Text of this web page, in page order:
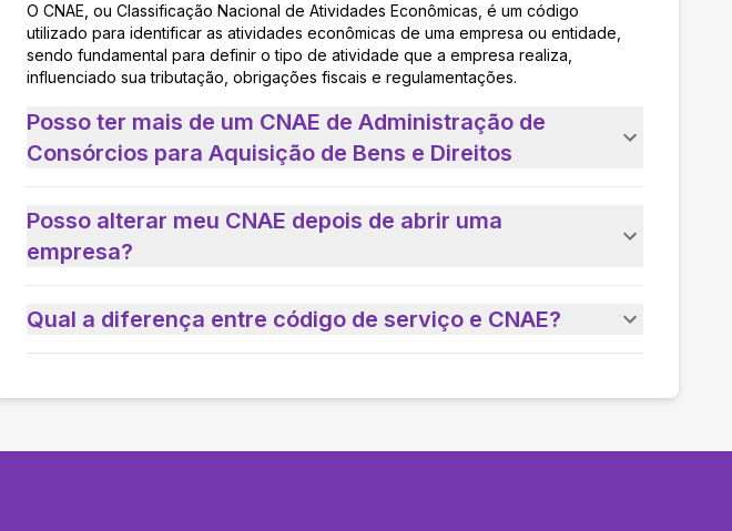
O CNAE, ou Classificação Nacional de Atividades Econômicas, é um código
utilizado para identificar as atividades econômicas de uma empresa ou entidade,
sendo fundamental para definir o tipo de atividade que a empresa realiza,
influenciado sua tributação, obrigações fiscais e regulamentações.
Posso ter mais de um CNAE de Administração de
Consórcios para Aquisição de Bens e Direitos
Posso alterar meu CNAE depois de abrir uma
empresa?
Qual a diferença entre código de serviço e CNAE?